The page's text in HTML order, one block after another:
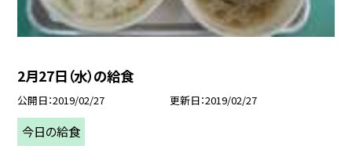
2月27日（水）の給食
公開日 2019/02/27 更新日 2019/02/27
今日の給食